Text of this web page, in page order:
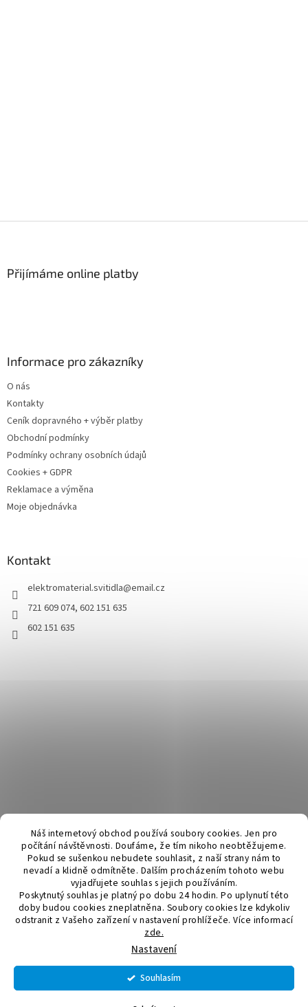
Náš internetový obchod používá soubory cookies. Jen pro
počítání návštěvnosti. Doufáme, že tím nikoho neobtěžujeme.
Pokud se sušenkou nebudete souhlasit, z naší strany nám to
nevadí a klidně odmítněte. Dalším procházením tohoto webu
vyjadřujete souhlas s jejich používáním.
Poskytnutý souhlas je platný po dobu 24 hodin. Po uplynutí této
doby budou cookies zneplatněna. Soubory cookies lze kdykoliv
odstranit z Vašeho zařízení v nastavení prohlížeče. Více informací
zde.
Nastavení
Souhlasím
Přijímáme online platby
Informace pro zákazníky
O nás
Kontakty
Ceník dopravného + výběr platby
Obchodní podmínky
Podmínky ochrany osobních údajů
Cookies + GDPR
Reklamace a výměna
Moje objednávka
Kontakt
elektromaterial.svitidla@email.cz
721 609 074, 602 151 635
602 151 635
Vytvořil Shoptet
Copyright 2026Elektromateriál a svítidla. Všechna práva
Upravit nastavení cookies